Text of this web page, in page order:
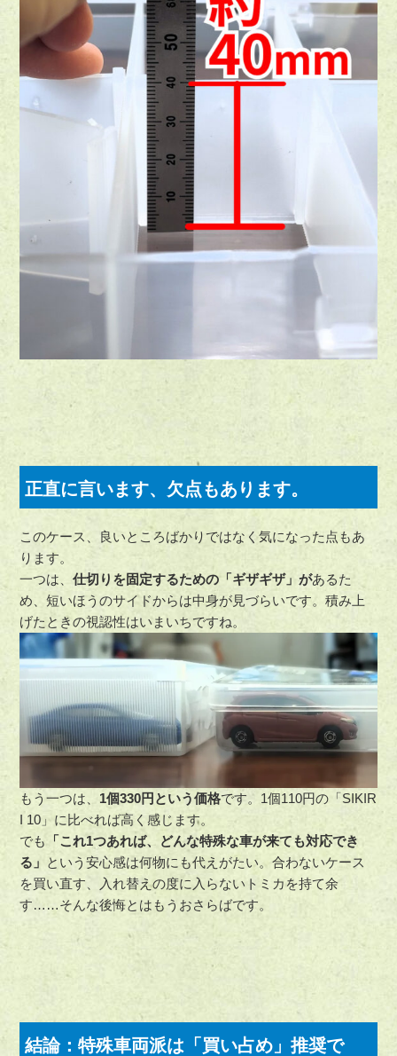
正直に言います、欠点もあります。
このケース、良いところばかりではなく気になった点もあ
ります。
一つは、仕切りを固定するための「ギザギザ」があるた
め、短いほうのサイドからは中身が見づらいです。積み上
げたときの視認性はいまいちですね。
もう一つは、 1個330円という価格です。1個110円の「SIKIR
I 10」に比べれば高く感じます。
でも
「これ1つあれば、どんな特殊な車が来ても対応でき
る」 という安心感は何物にも代えがたい。合わないケース
を買い直す、入れ替えの度に入らないトミカを持て余
す……そんな後悔とはもうおさらばです。
結論：特殊車両派は「買い占め」推奨で